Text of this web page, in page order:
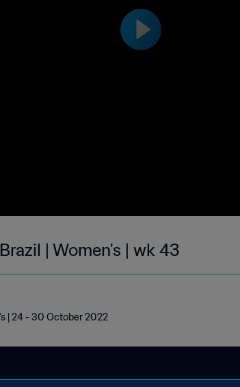
| Women's | wk 43
| 24 - 30 October 2022